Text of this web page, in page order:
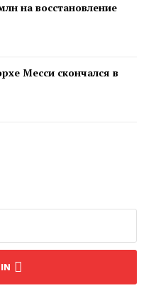
на восстановление
Месси скончался в